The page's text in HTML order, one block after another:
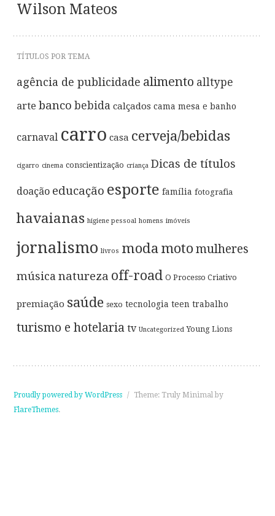
Wilson Mateos
TÍTULOS POR TEMA
agência de publicidade alimento alltype
arte banco bebida calçados cama mesa e banho
carnaval carro casa cerveja/bebidas
cigarro cinema conscientização criança Dicas de títulos
doação educação esporte família fotografia
havaianas higiene pessoal homens imóveis
jornalismo livros moda moto mulheres
música natureza off-road O Processo Criativo
premiação saúde sexo tecnologia teen trabalho
turismo e hotelaria tv Uncategorized Young Lions
Proudly powered by WordPress / Theme: Truly Minimal by
FlareThemes.